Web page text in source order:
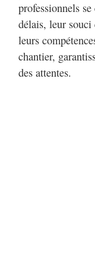
professionnels
délais, leur souci
leurs
chantier,
des attentes.